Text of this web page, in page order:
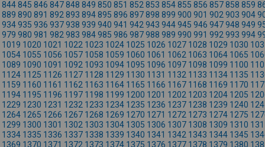
844845 846 847848 849 850 851 852 853 854855 856 857858 859
889 890 891 892 893 894895 896 897898 899 900 901 902 903 904
934935 936 937938 939 940 941 942 943 944945 946 947948 949
979 980 981 982 983 984985 986 987988 989 990 991 992 993 994
1019 1020 1021 1022 1023 1024 1025 1026 1027 1028 1029 1030
1054 1055 1056 1057 1058 1059 1060 1061 1062 1063 1064 1065
1089 1090 1091 1092 1093 1094 1095 1096 1097 1098 1099 1100
1124 1125 1126 1127 1128 1129 1130 1131 1132 1133 1134 1135
1159 1160 1161 1162 1163 1164 1165 1166 1167 1168 1169 1170
1194 1195 1196 1197 1198 1199 1200 1201 1202 1203 1204 1205
1229 1230 1231 1232 1233 1234 1235 1236 1237 1238 1239 1240
1264 1265 1266 1267 1268 1269 1270 1271 1272 1273 1274 1275
1299 1300 1301 1302 1303 1304 1305 1306 1307 1308 1309 1310
1334 1335 1336 1337 1338 1339 1340 1341 1342 1343 1344 1345
1369 1370 1371 1372 1373 1374 1375 1376 1377 1378 1379 1380